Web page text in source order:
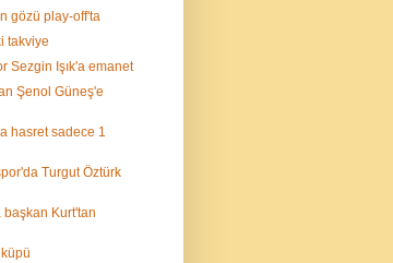
gözü play-off'ta
takviye
Sezgin Işık'a emanet
Şenol Güneş'e
hasret sadece 1
Turgut Öztürk
Kurt'tan
küpü